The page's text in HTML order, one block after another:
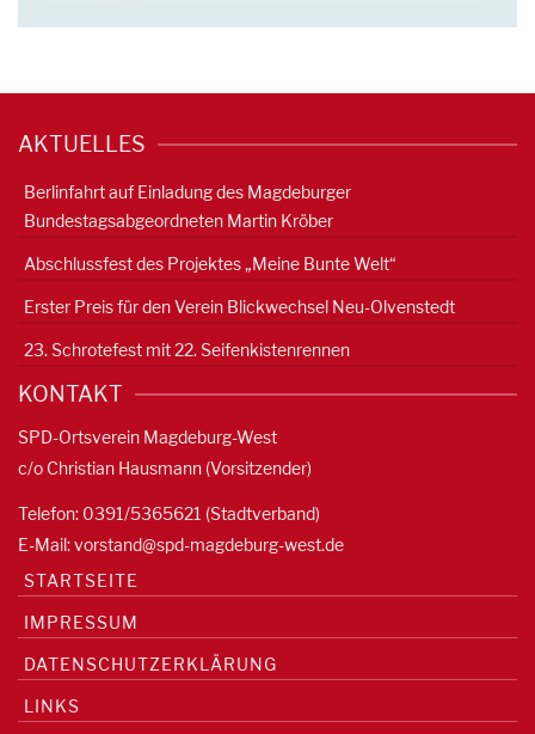
AKTUELLES
Berlinfahrt auf Einladung des Magdeburger
Bundestagsabgeordneten Martin Kröber
Abschlussfest des Projektes „Meine Bunte Welt“
Erster Preis für den Verein Blickwechsel Neu-Olvenstedt
23. Schrotefest mit 22. Seifenkistenrennen
KONTAKT
SPD-Ortsverein Magdeburg-West
c/o Christian Hausmann (Vorsitzender)
Telefon: 0391/5365621 (Stadtverband)
E-Mail:vorstand@spd-magdeburg-west.de
STARTSEITE
IMPRESSUM
DATENSCHUTZERKLÄRUNG
LINKS